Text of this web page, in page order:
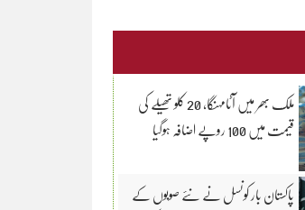
ملک بھر میں آٹامہنگا، 20 کلو تھیلے کی
قیمت میں 100 روپے اضافہ ہوگیا
پاکستان بار کونسل نے نئے صوبوں کے